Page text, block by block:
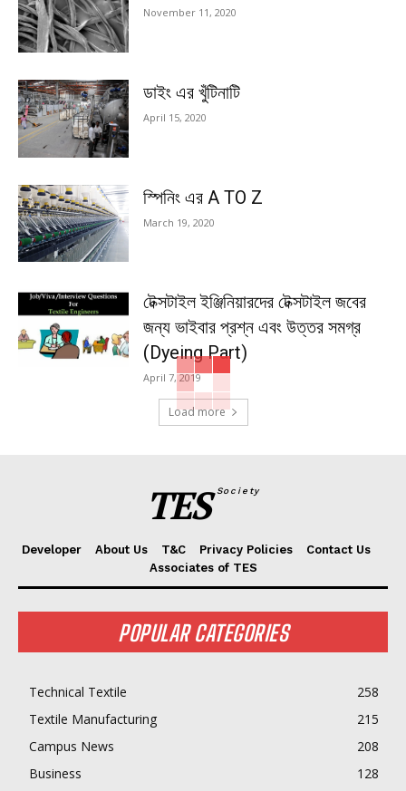
November 11, 2020
ডাইং এর খুঁটিনাটি
April 15, 2020
স্পিনিং এর A TO Z
March 19, 2020
টেক্সটাইল ইঞ্জিনিয়ারদের টেক্সটাইল জবের
জন্য ভাইবার প্রশ্ন এবং উত্তর সমগ্র
(Dyeing Part)
April 7, 2019
Load more
TES Society
Developer About Us T&C Privacy Policies
Contact Us
Associates of TES
POPULAR CATEGORIES
Technical Textile
258
Textile Manufacturing
215
Campus News
208
Business
128